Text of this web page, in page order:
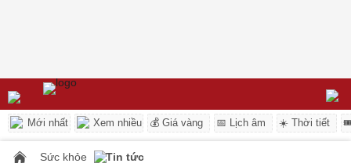
Mới nhất Xem nhiều 💰 Giá vàng 📅 Lịch âm ☀️ Thời tiết
Sức khỏe Tin tức